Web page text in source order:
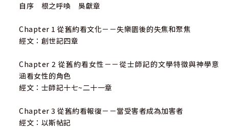
自序 根之呼喚 吳獻章
Chapter 1 從舊約看文化－－失樂園後的失焦和聚焦
經文：創世記四章
Chapter 2 從舊約看女性－－從士師記的文學特徵與神學意
涵看女性的角色
經文：士師記十七~二十一章
Chapter 3 從舊約看報復－－當受害者成為加害者
經文：以斯帖記